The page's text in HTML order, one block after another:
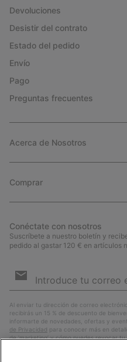
Devoluciones
Desistir del contrato
Estado del pedido
Envío
Pago
Preguntas frecuentes
Acerca de Nosotros
Comprar
Conéctate con nosotros
Suscríbete a nuestro boletín y
pedido al gastar 120 € en artículos
de
Al enviar tu dirección de correo
recibirás un 15 % de descuento de
informarte de novedades, ofertas y
de Privacidad para conocer más en
de ’marketing’ y cómo puedes revocar